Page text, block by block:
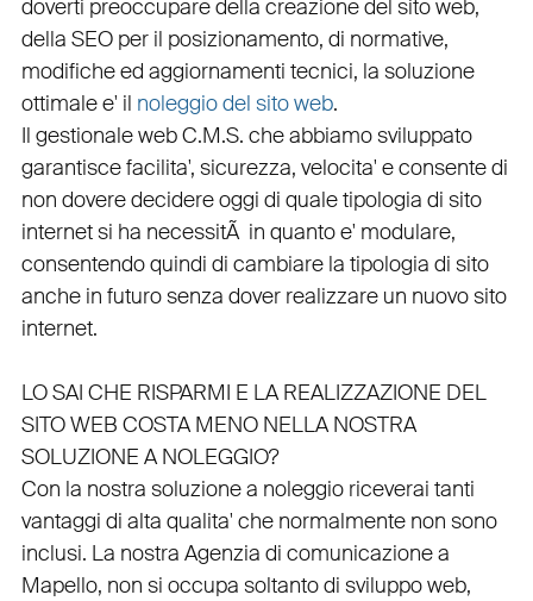
doverti preoccupare della creazione del sito web,
della SEOper il posizionamento, di normative,
modifiche ed aggiornamenti tecnici, la soluzione
ottimale e' il noleggio del sito web.
Il gestionale web C.M.S. che abbiamo sviluppato
garantiscefacilita', sicurezza, velocita' e consente di
non dovere decidere oggi di quale tipologia di sito
internet si ha necessitÃ in quanto e' modulare,
consentendo quindi di cambiare la tipologia di sito
anche in futuro senza dover realizzare un nuovo sito
internet.
LO SAI CHE RISPARMI E LA REALIZZAZIONE DEL
SITO WEB COSTA MENO NELLA NOSTRA
SOLUZIONE A NOLEGGIO?
Con la nostra soluzione a noleggio riceverai tanti
vantaggi di alta qualita' che normalmente non sono
inclusi. La nostra Agenzia di comunicazione a
Mapello, non si occupa soltanto di sviluppo web,